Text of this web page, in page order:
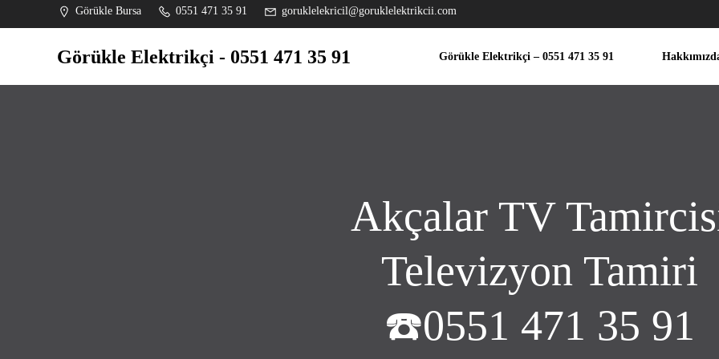
geç
Görükle Bursa 0551 471 35 91 goruklelekricil@goruklelektrikcii.com
Görükle Elektrikçi - 0551 471 35 91 Görükle Elektrikçi – 0551 471 35 91
Akçalar TV
Televizyon Tamiri
☎️0551 471 35 91